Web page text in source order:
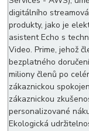
digitálního
produkty, jako je
asistent Echo s
Video. Prime, jehož
bezplatného
miliony členů po
zákaznickou
zákaznickou
personalizované
Ekologická